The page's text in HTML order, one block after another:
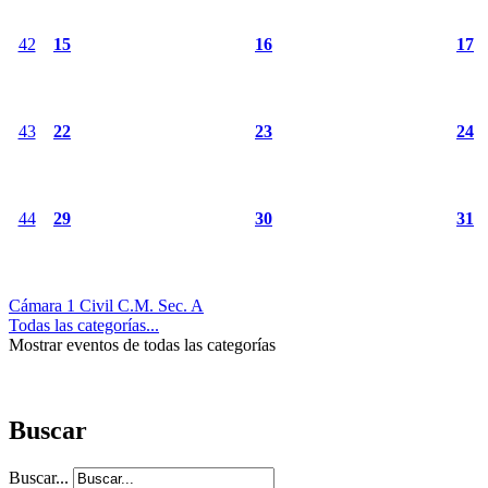
42 15 16 17
43 22 23 24
44 29 30
31
Cámara 1 Civil C.M. Sec. A
Todas las categorías...
Mostrar eventos de todas las categorías
Buscar
Buscar...